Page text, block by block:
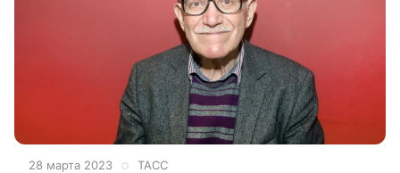
28 марта 2023 ТАСС